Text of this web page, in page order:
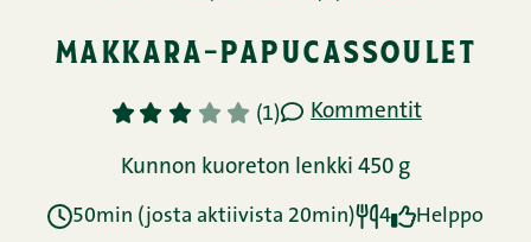
makkara-papucassoulet
1 2 3 4 5 (1) Kommentit
Kunnon kuoreton lenkki 450 g
50min (josta aktiivista 20min) 4 Helppo